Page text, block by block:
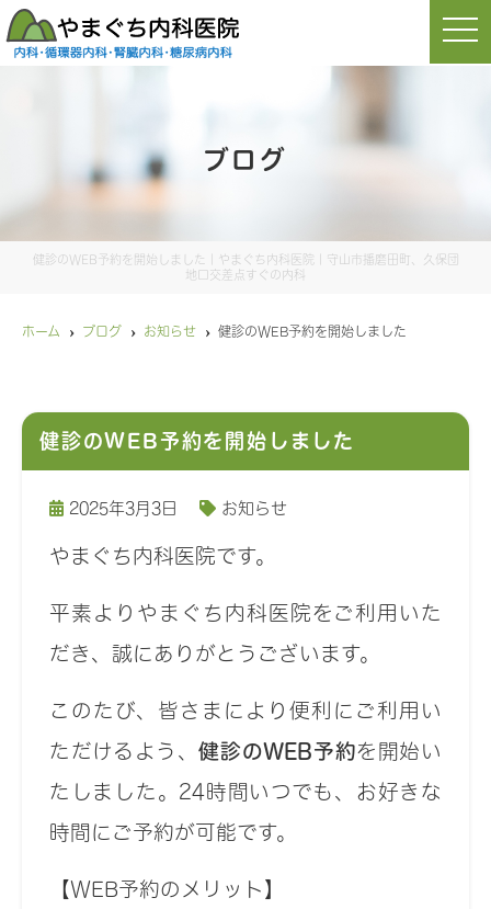
t
o
i
ブログ
健診のWEB予約を開始しました｜やまぐち内科医院｜守山市播磨田町、久保団
地口交差点すぐの内科
ホーム ブログ お知らせ 健診のWEB予約を開始しました
健診のWEB予約を開始しました
2025年3月3日 お知らせ
やまぐち内科医院です。
平素よりやまぐち内科医院をご利用いた
だき、誠にありがとうございます。
このたび、皆さまにより便利にご利用い
ただけるよう、健診のWEB予約を開始い
たしました。24時間いつでも、お好きな
時間にご予約が可能です。
【WEB予約のメリット】